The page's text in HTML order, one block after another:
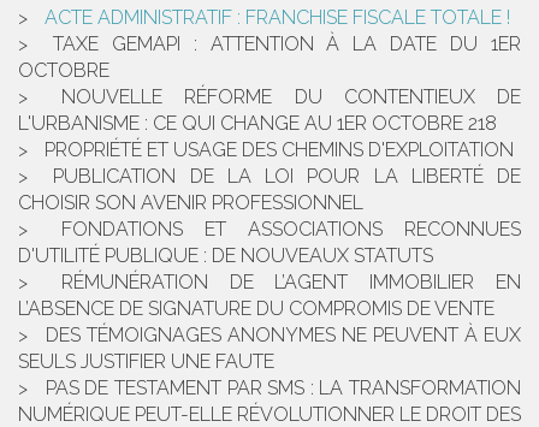
ACTE ADMINISTRATIF : FRANCHISE FISCALE TOTALE !
TAXE GEMAPI : ATTENTION À LA DATE DU 1ER
OCTOBRE
NOUVELLE RÉFORME DU CONTENTIEUX DE
L'URBANISME : CE QUI CHANGE AU 1ER OCTOBRE 218
PROPRIÉTÉ ET USAGE DES CHEMINS D'EXPLOITATION
PUBLICATION DE LA LOI POUR LA LIBERTÉ DE
CHOISIR SON AVENIR PROFESSIONNEL
FONDATIONS ET ASSOCIATIONS RECONNUES
D'UTILITÉ PUBLIQUE : DE NOUVEAUX STATUTS
RÉMUNÉRATION DE L’AGENT IMMOBILIER EN
L’ABSENCE DE SIGNATURE DU COMPROMIS DE VENTE
DES TÉMOIGNAGES ANONYMES NE PEUVENT À EUX
SEULS JUSTIFIER UNE FAUTE
PAS DE TESTAMENT PAR SMS : LA TRANSFORMATION
NUMÉRIQUE PEUT-ELLE RÉVOLUTIONNER LE DROIT DES